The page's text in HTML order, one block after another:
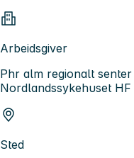
Arbeidsgiver
Phr alm regionalt
Nordlandssykehuset HF
Sted